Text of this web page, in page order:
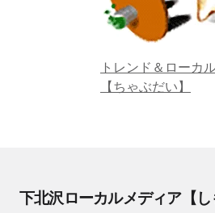
トレンド＆ローカ
【ちゃぶだい】
下北沢ローカルメディア【し